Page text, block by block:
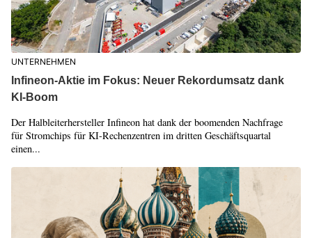
UNTERNEHMEN
Infineon-Aktie im Fokus: Neuer Rekordumsatz dank
KI-Boom
Der Halbleiterhersteller Infineon hat dank der boomenden Nachfrage
für Stromchips für KI-Rechenzentren im dritten Geschäftsquartal
einen...